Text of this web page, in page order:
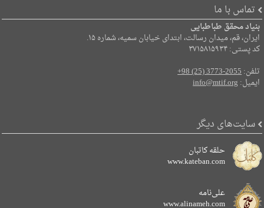
تماس با ما
بنیاد محقق طباطبایی
ایران، قم، میدان رسالت، ابتدای خیابان سمیه، شماره ۱۵.
کد پستی: ۳۷۱۵۸۱۵۹۳۴
تلفن:+98 (25) 3773-2055
ایمیل:info@mtif.org
سایت‌های دیگر
حلقه کاتبان
www.kateban.com
علی‌نامه
www.alinameh.com